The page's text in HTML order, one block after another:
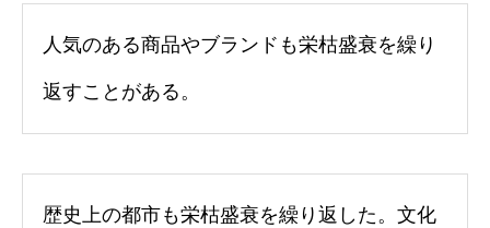
人気のある商品やブランドも栄枯盛衰を繰り
返すことがある。
歴史上の都市も栄枯盛衰を繰り返した。文化